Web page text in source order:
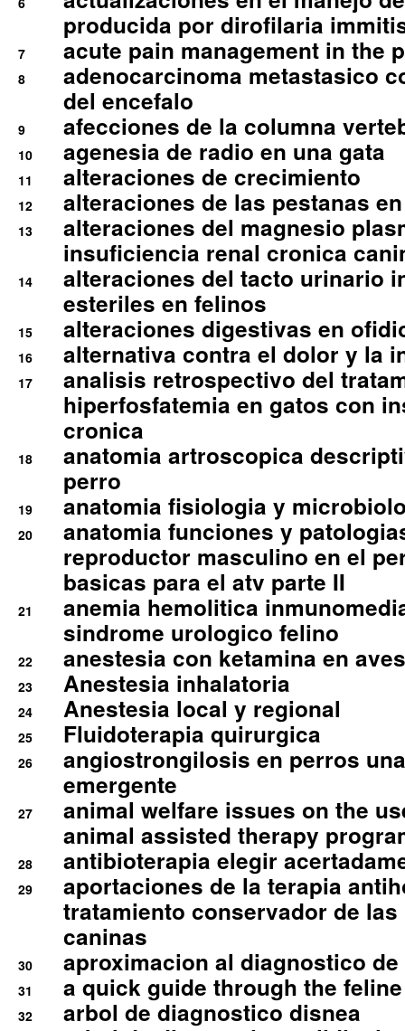
producida por dirofilaria
7 acute pain management in the
8
adenocarcinoma metastasico
del encefalo
9 afecciones de la columna
10 agenesia de radio en una gata
11 alteraciones de crecimiento
12 alteraciones de las pestanas
13
alteraciones del magnesio
insuficiencia renal cronica
14
alteraciones del tacto urinario
esteriles en felinos
15 alteraciones digestivas en
16 alternativa contra el dolor y la
17
analisis retrospectivo del
hiperfosfatemia en gatos con
cronica
18
anatomia artroscopica
perro
19 anatomia fisiologia y
20
anatomia funciones y
reproductor masculino en el
basicas para el atv parte II
21
anemia hemolitica
sindrome urologico felino
22 anestesia con ketamina en
23 Anestesia inhalatoria
24 Anestesia local y regional
25 Fluidoterapia quirurgica
26
angiostrongilosis en perros
emergente
27
animal welfare issues on the
animal assisted therapy
28 antibioterapia elegir
29
aportaciones de la terapia
tratamiento conservador de
caninas
30 aproximacion al diagnostico
31 a quick guide through the
32 arbol de diagnostico disnea